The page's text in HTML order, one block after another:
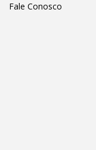
Fale Conosco